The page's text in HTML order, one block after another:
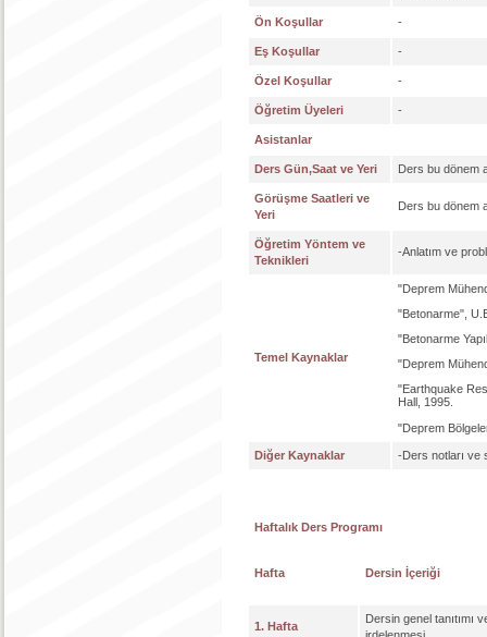
Ön Koşullar -
Eş Koşullar -
Özel Koşullar -
Öğretim Üyeleri -
Asistanlar
Ders Gün,Saat ve Yeri Ders bu dönem
Görüşme Saatleri ve
Yeri
Ders bu dönem
Öğretim Yöntem ve
Teknikleri
-Anlatım ve
Temel Kaynaklar
"Deprem
"Betonarme",
"Betonarme
"Deprem
"Earthquake
Hall, 1995.
"Deprem
Diğer Kaynaklar -Ders notları ve
Haftalık Ders Programı
Hafta Dersin İçeriği
1. Hafta
Dersin genel tanıtımı